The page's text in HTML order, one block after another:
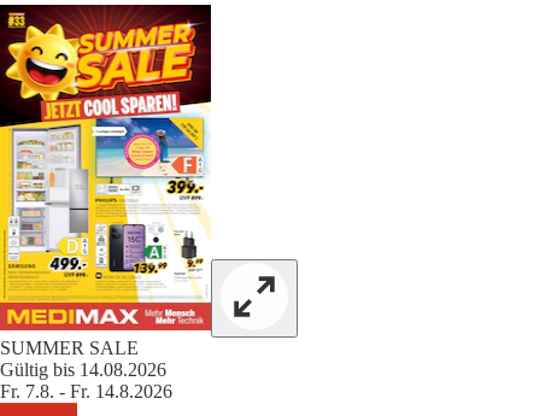
SUMMER SALE
Gültig bis 14.08.2026
Fr. 7.8. - Fr. 14.8.2026